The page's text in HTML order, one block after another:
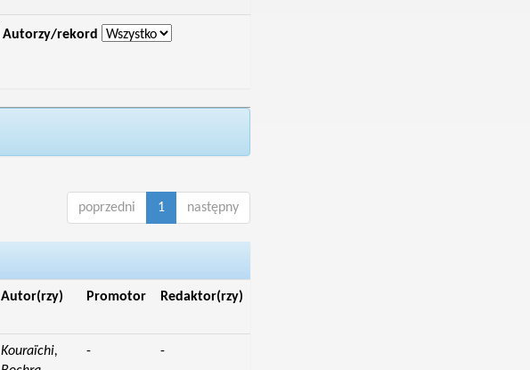
Autorzy/rekord
poprzedni 1 następny
Autor(rzy) Promotor Redaktor(rzy)
Kouraïchi,
- -